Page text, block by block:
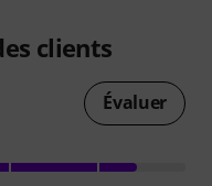
clients
Évaluer